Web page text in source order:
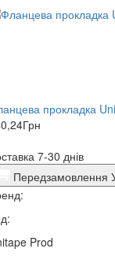
прокладка
Грн
7-30 днів
Передзамовлення
Prod